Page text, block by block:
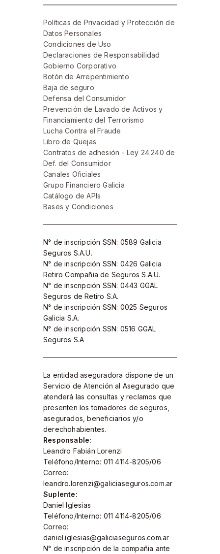
Políticas de Privacidad y Protección de
Datos Personales
Condiciones de Uso
Declaraciones de Responsabilidad
Gobierno Corporativo
Botón de Arrepentimiento
Baja de seguro
Defensa del Consumidor
Prevención de Lavado de Activos y
Financiamiento del Terrorismo
Lucha Contra el Fraude
Libro de Quejas
Contratos de adhesión - Ley 24.240 de
Def. del Consumidor
Canales Oficiales
Grupo Financiero Galicia
Catálogo de APIs
Bases y Condiciones
N° de inscripción SSN: 0589 Galicia
Seguros S.A.U.
N° de inscripción SSN: 0426 Galicia
Retiro Compañia de Seguros S.A.U.​
N° de inscripción SSN: 0443 GGAL
Seguros de Retiro S.A​.
N° de inscripción SSN: 0025 Seguros
Galicia S.A.
N° de inscripción SSN: 0516 GGAL
Seguros S.A​
La entidad aseguradora dispone de un
Servicio de Atención al Asegurado que
atenderá las consultas y reclamos que
presenten los tomadores de seguros,
asegurados, beneficiarios y/o
derechohabientes.
Responsable:
Leandro Fabián Lorenzi
Teléfono/Interno: 011 4114-8205/06
Correo:
leandro.lorenzi@galiciaseguros.com.ar
Suplente:
Daniel Iglesias
Teléfono/Interno: 011 4114-8205/06
Correo:
daniel.iglesias@galiciaseguros.com.ar
N° de inscripción de la compañia ante